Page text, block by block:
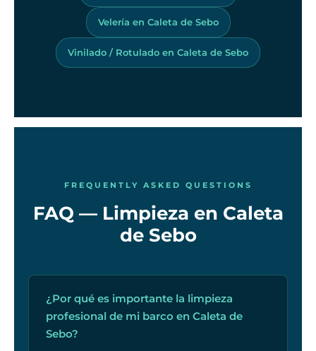
Velería en Caleta de Sebo
Vinilado / Rotulado en Caleta de Sebo
FREQUENTLY ASKED QUESTIONS
FAQ — Limpieza en Caleta
de Sebo
¿Por qué es importante la limpieza
profesional de mi barco en Caleta de
Sebo?